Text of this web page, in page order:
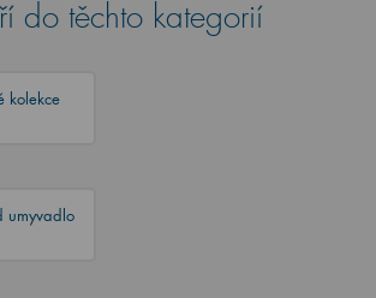
do těchto kategorií
kolekce
umyvadlo